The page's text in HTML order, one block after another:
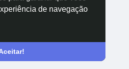
de navegação